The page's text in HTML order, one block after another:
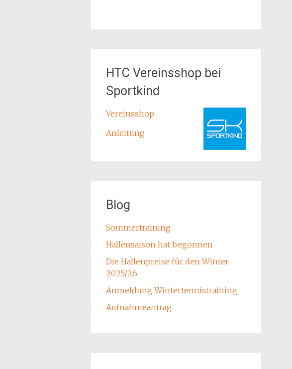
HTC Vereinsshop bei
Sportkind
Vereinsshop
Anleitung
Blog
Sommertraining
Hallensaison hat begonnen
Die Hallenpreise für den Winter
2025/26
Anmeldung Wintertennistraining
Aufnahmeantrag